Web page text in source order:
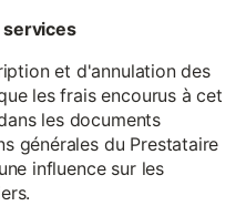
services
et d'annulation des
les frais encourus à cet
les documents
générales du Prestataire
influence sur les